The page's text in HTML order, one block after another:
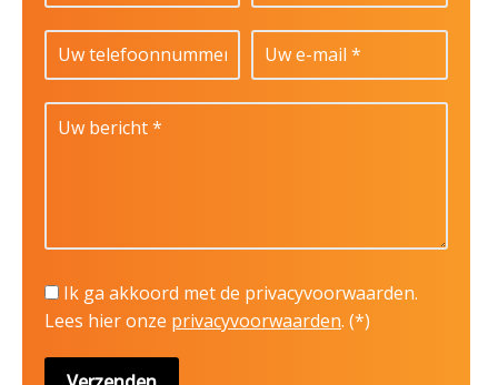
Ik ga akkoord met de privacyvoorwaarden.
Lees hier onze privacyvoorwaarden. (*)